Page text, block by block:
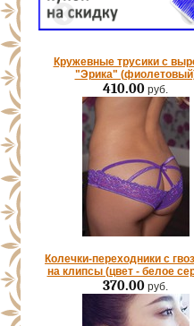
Кружевные трусики с
"Эрика"
410.00 руб.
Колечки-переходники с
на клипсы (цвет - белое
370.00 руб.